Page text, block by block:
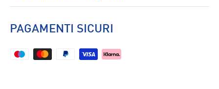
PAGAMENTI SICURI